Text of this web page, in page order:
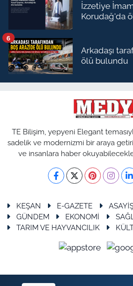
İzzetiye
Korudağ'da
Arkadaşı
ölü bulundu
6
TE Bilişim, yepyeni Elegant
sadelik ve modernizmi bir araya
ve insanlara haber
KEŞAN E-GAZETE
GÜNDEM
EKONOMİ
TARIM VE HAYVANCILIK